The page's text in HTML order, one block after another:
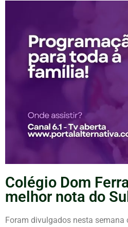
Colégio Dom
melhor nota do
Foram divulgados nesta